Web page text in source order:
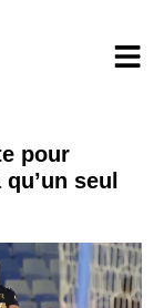
pour
seul